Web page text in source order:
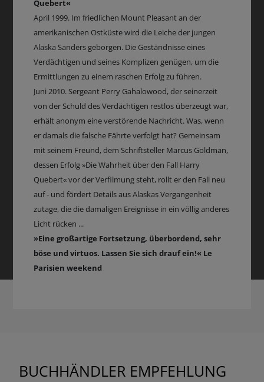
Quebert«
April 1999. Im friedlichen Mount Pleasant an der
amerikanischen Ostküste wird die Leiche der jungen
Alaska Sanders geborgen. Die Geständnisse eines
Verdächtigen und seines Komplizen genügen, um die
Ermittlungen zu einem raschen Erfolg zu führen.
Juni 2010. Sergeant Perry Gahalowood, der seinerzeit
von der Schuld des Verdächtigen restlos überzeugt war,
erhält anonym eine verstörende Nachricht. Was, wenn
er damals die falsche Fährte verfolgt hat? Gemeinsam
mit seinem Freund, dem Schriftsteller Marcus Goldman,
dessen Erfolg »Die Wahrheit über den Fall Harry
Quebert« vor der Verfilmung steht, rollt er den Fall neu
auf - und fördert Details aus Alaskas Vergangenheit
zutage, die die damaligen Ereignisse in ein völlig anderes
Licht rücken ...
»Eine großartige Fortsetzung, überbordend, sehr
böse und virtuos. Lassen Sie sich drauf ein!« Le
Parisien weekend
BUCHHÄNDLER EMPFEHLUNG